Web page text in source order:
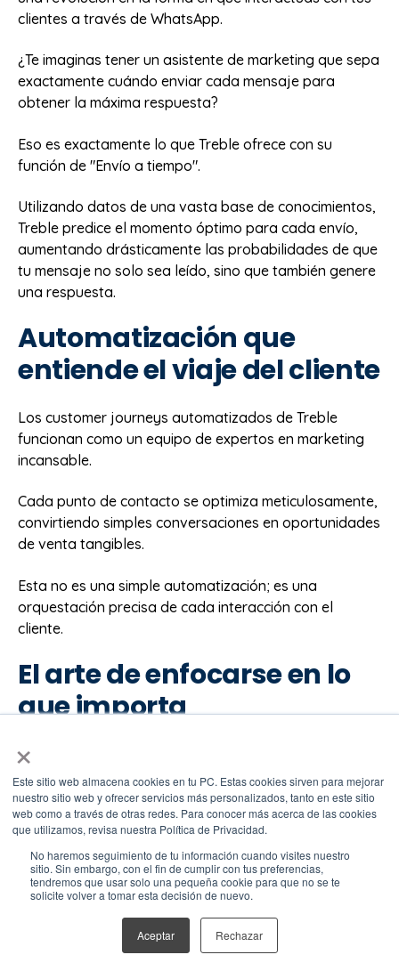
×
Este sitio web almacena cookies en tu PC. Estas cookies sirven para mejorar
nuestro sitio web y ofrecer servicios más personalizados, tanto en este sitio
web como a través de otras redes. Para conocer más acerca de las cookies
que utilizamos, revisa nuestra Política de Privacidad.
No haremos seguimiento de tu información cuando visites nuestro
sitio. Sin embargo, con el fin de cumplir con tus preferencias,
tendremos que usar solo una pequeña cookie para que no se te
solicite volver a tomar esta decisión de nuevo.
Aceptar Rechazar
clientes a través de WhatsApp.
¿Te imaginas tener un asistente de marketing que sepa
exactamente cuándo enviar cada mensaje para
obtener la máxima respuesta?
Eso es exactamente lo que Treble ofrece con su
función de "Envío a tiempo".
Utilizando datos de una vasta base de conocimientos,
Treble predice el momento óptimo para cada envío,
aumentando drásticamente las probabilidades de que
tu mensaje no solo sea leído, sino que también genere
una respuesta.
Automatización que
entiende el viaje del cliente
Los customer journeys automatizados de Treble
funcionan como un equipo de expertos en marketing
incansable.
Cada punto de contacto se optimiza meticulosamente,
convirtiendo simples conversaciones en oportunidades
de venta tangibles.
Esta no es una simple automatización; es una
orquestación precisa de cada interacción con el
cliente.
El arte de enfocarse en lo
que importa
¿Alguna vez has sentido que desperdicias recursos en
clientes que nunca responden?
La "Lista de clientes no enganchados" de Treble utiliza
análisis de datos avanzados para identificar a esos
usuarios esquivos.
Esta función actúa como un radar de alta precisión,
permitiéndote dirigir tus esfuerzos donde realmente
cuentan y optimizar tu presupuesto para un impacto